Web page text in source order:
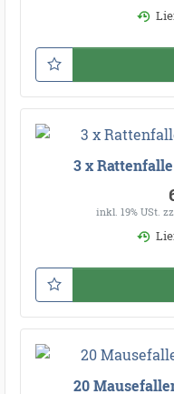
3 x
inkl. 19% USt.
20